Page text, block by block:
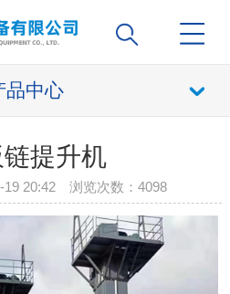
品中心
提升机
19 20:42 浏览次数：4098